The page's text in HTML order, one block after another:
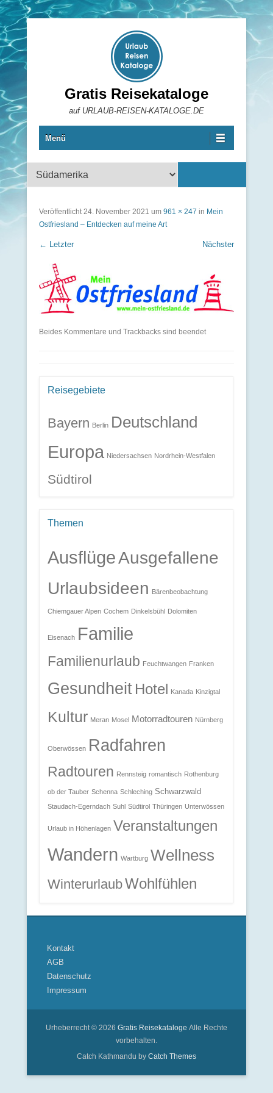
Gratis Reisekataloge
auf URLAUB-REISEN-KATALOGE.DE
Menü
Reisekataloge
Veröffentlicht24. November 2021 um 961 × 247 in Mein
Ostfriesland – Entdecken auf meine Art
← Letzter Nächster
Beides Kommentare und Trackbacks sind beendet
Reisegebiete
Bayern Berlin Deutschland
Europa Niedersachsen Nordrhein-Westfalen
Südtirol
Themen
AusflügeAusgefallene
Urlaubsideen Bärenbeobachtung
Chiemgauer Alpen Cochem Dinkelsbühl Dolomiten
Eisenach Familie
Familienurlaub Feuchtwangen Franken
Gesundheit Hotel Kanada Kinzigtal
Kultur Meran Mosel Motorradtouren Nürnberg
Oberwössen Radfahren
Radtouren Rennsteig romantisch Rothenburg
ob der Tauber Schenna Schleching Schwarzwald
Staudach-Egerndach Suhl Südtirol Thüringen Unterwössen
Urlaub in Höhenlagen Veranstaltungen
Wandern Wartburg Wellness
WinterurlaubWohlfühlen
Kontakt
AGB
Datenschutz
Impressum
Urheberrecht © 2026 Gratis Reisekataloge Alle Rechte
vorbehalten.
Catch Kathmandu by Catch Themes